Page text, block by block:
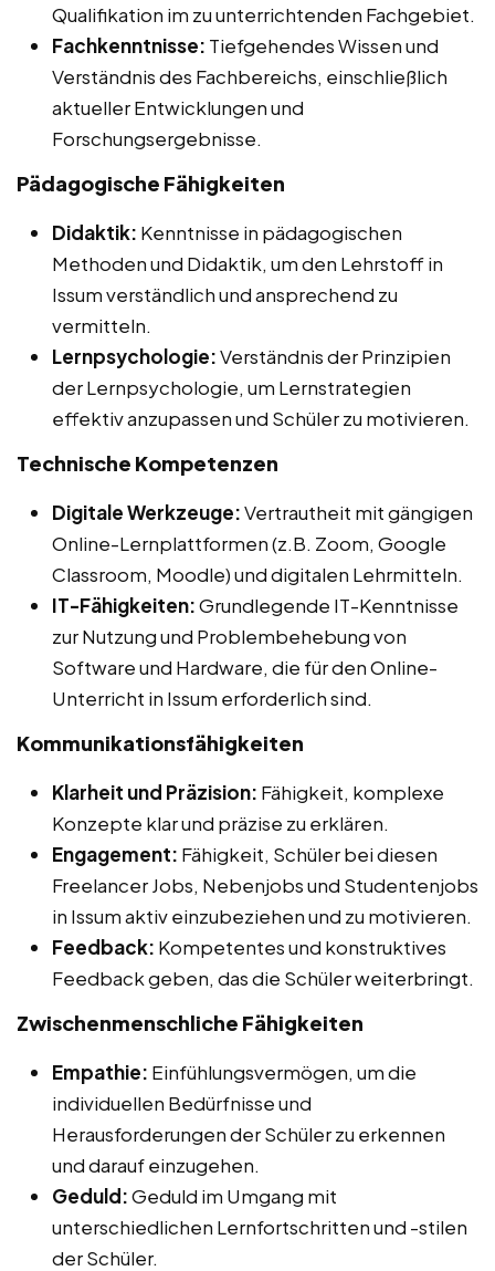
Qualifikation im zu unterrichtenden Fachgebiet.
Fachkenntnisse: Tiefgehendes Wissen und
Verständnis des Fachbereichs, einschließlich
aktueller Entwicklungen und
Forschungsergebnisse.
Pädagogische Fähigkeiten
Didaktik: Kenntnisse in pädagogischen
Methoden und Didaktik, um den Lehrstoff in
Issum verständlich und ansprechend zu
vermitteln.
Lernpsychologie:Verständnis der Prinzipien
der Lernpsychologie, um Lernstrategien
effektiv anzupassen und Schüler zu motivieren.
Technische Kompetenzen
Digitale Werkzeuge:Vertrautheit mit gängigen
Online-Lernplattformen (z.B. Zoom, Google
Classroom, Moodle) und digitalen Lehrmitteln.
IT-Fähigkeiten:Grundlegende IT-Kenntnisse
zur Nutzung und Problembehebung von
Software und Hardware, die für den Online-
Unterricht in Issum erforderlich sind.
Kommunikationsfähigkeiten
Klarheit und Präzision: Fähigkeit, komplexe
Konzepte klar und präzise zu erklären.
Engagement: Fähigkeit, Schüler bei diesen
Freelancer Jobs, Nebenjobs und Studentenjobs
in Issum aktiv einzubeziehen und zu motivieren.
Feedback: Kompetentes und konstruktives
Feedback geben, das die Schüler weiterbringt.
Zwischenmenschliche Fähigkeiten
Empathie: Einfühlungsvermögen, um die
individuellen Bedürfnisse und
Herausforderungen der Schüler zu erkennen
und darauf einzugehen.
Geduld:Geduld im Umgang mit
unterschiedlichen Lernfortschritten und -stilen
der Schüler.